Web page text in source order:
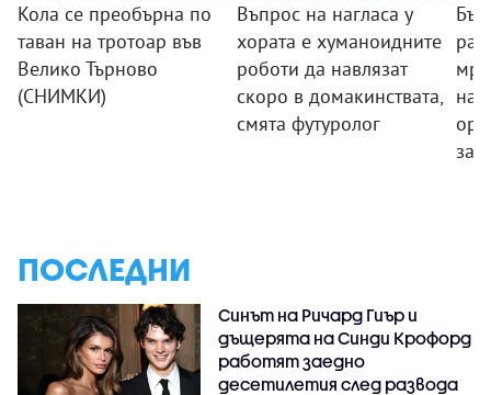
Кола се преобърна по
таван на тротоар във
Велико Търново
(СНИМКИ)
Въпрос на нагласа у
хората е хуманоидните
роботи да навлязат
скоро в домакинствата,
смята футуролог
ПОСЛЕДНИ
Синът на Ричард Гиър и
дъщерята на Синди Крофорд
работят заедно
десетилетия след развода